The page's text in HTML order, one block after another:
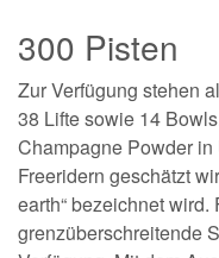
300 Pisten
Zur Verfügung stehen
38 Lifte sowie 14
Champagne Powder
Freeridern geschätzt
earth“ bezeichnet
grenzüberschreitende